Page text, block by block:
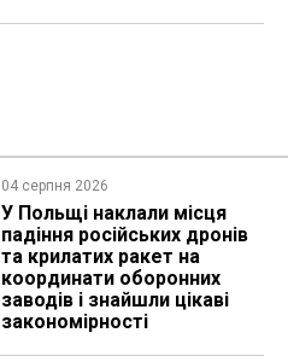
04 серпня 2026
У Польщі наклали місця
падіння російських дронів
та крилатих ракет на
координати оборонних
заводів і знайшли цікаві
закономірності